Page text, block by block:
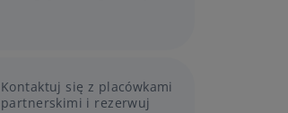
Kontaktuj się z placówkami
partnerskimi i rezerwuj